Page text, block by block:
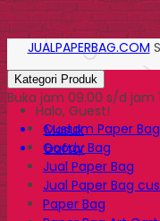
Halo, Guest!
Masuk
Daftar
JUALPAPERBAG.COM
Kategori Produk
Buka jam 09.00 s/d jam
Custom Paper Bag
Goody Bag
Jual Paper Bag
Jual Paper Bag
Paper Bag